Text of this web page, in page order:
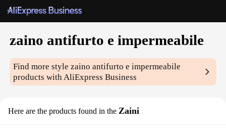
zaino antifurto e impermeabile
Find more stylezaino antifurto e impermeabile
products with AliExpress Business
Here are the products found in the Zaini